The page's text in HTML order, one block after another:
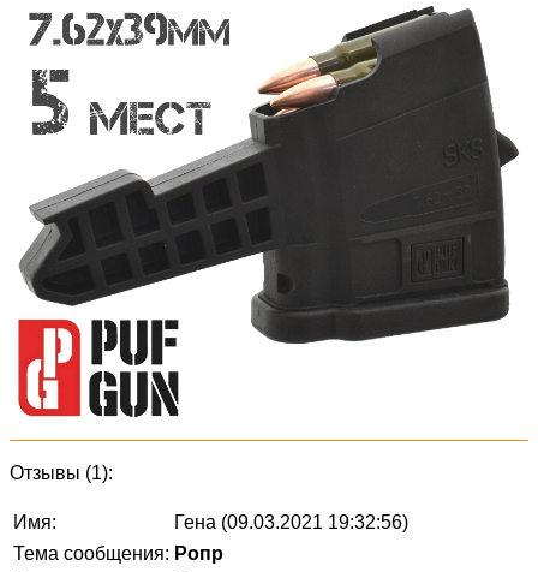
Отзывы (1):
Имя:
Гена (09.03.2021 19:32:56)
Тема сообщения: Ропр